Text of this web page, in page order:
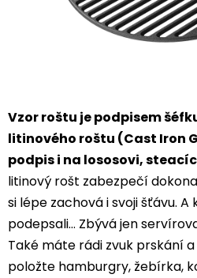
Vzor roštu je podpisem
litinového roštu (Cast Iron
podpis i na lososovi,
litinový rošt zabezpečí
si lépe zachová i svoji šťávu. A
podepsali… Zbývá jen
Také máte rádi zvuk prskání
položte hamburgry, žebírka,